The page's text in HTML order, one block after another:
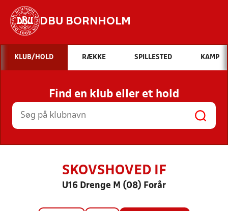
DBU BORNHOLM
Hvad vil du søge efter?
INDHOLD OG NYHEDER
STILLINGER, RESULTATER, KLUBBER OG
HOLD
KLUB/HOLD RÆKKE SPILLESTED KAMP
Find en klub eller et hold
SKOVSHOVED IF
U16 Drenge M (08) Forår